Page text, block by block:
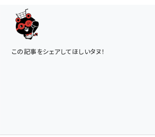
この記事をシェアしてほしいタヌ！